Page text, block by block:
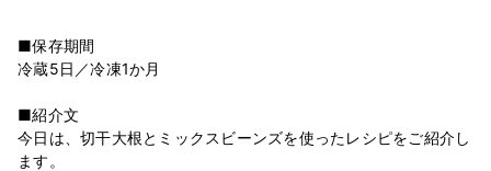
■保存期間
冷蔵5日／冷凍1か月
■紹介文
今日は、切干大根とミックスビーンズを使ったレシピをご紹介し
ます。